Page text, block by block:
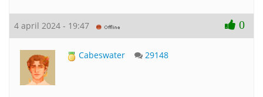
4 april 2024 - 19:47 0
Cabeswater 29148